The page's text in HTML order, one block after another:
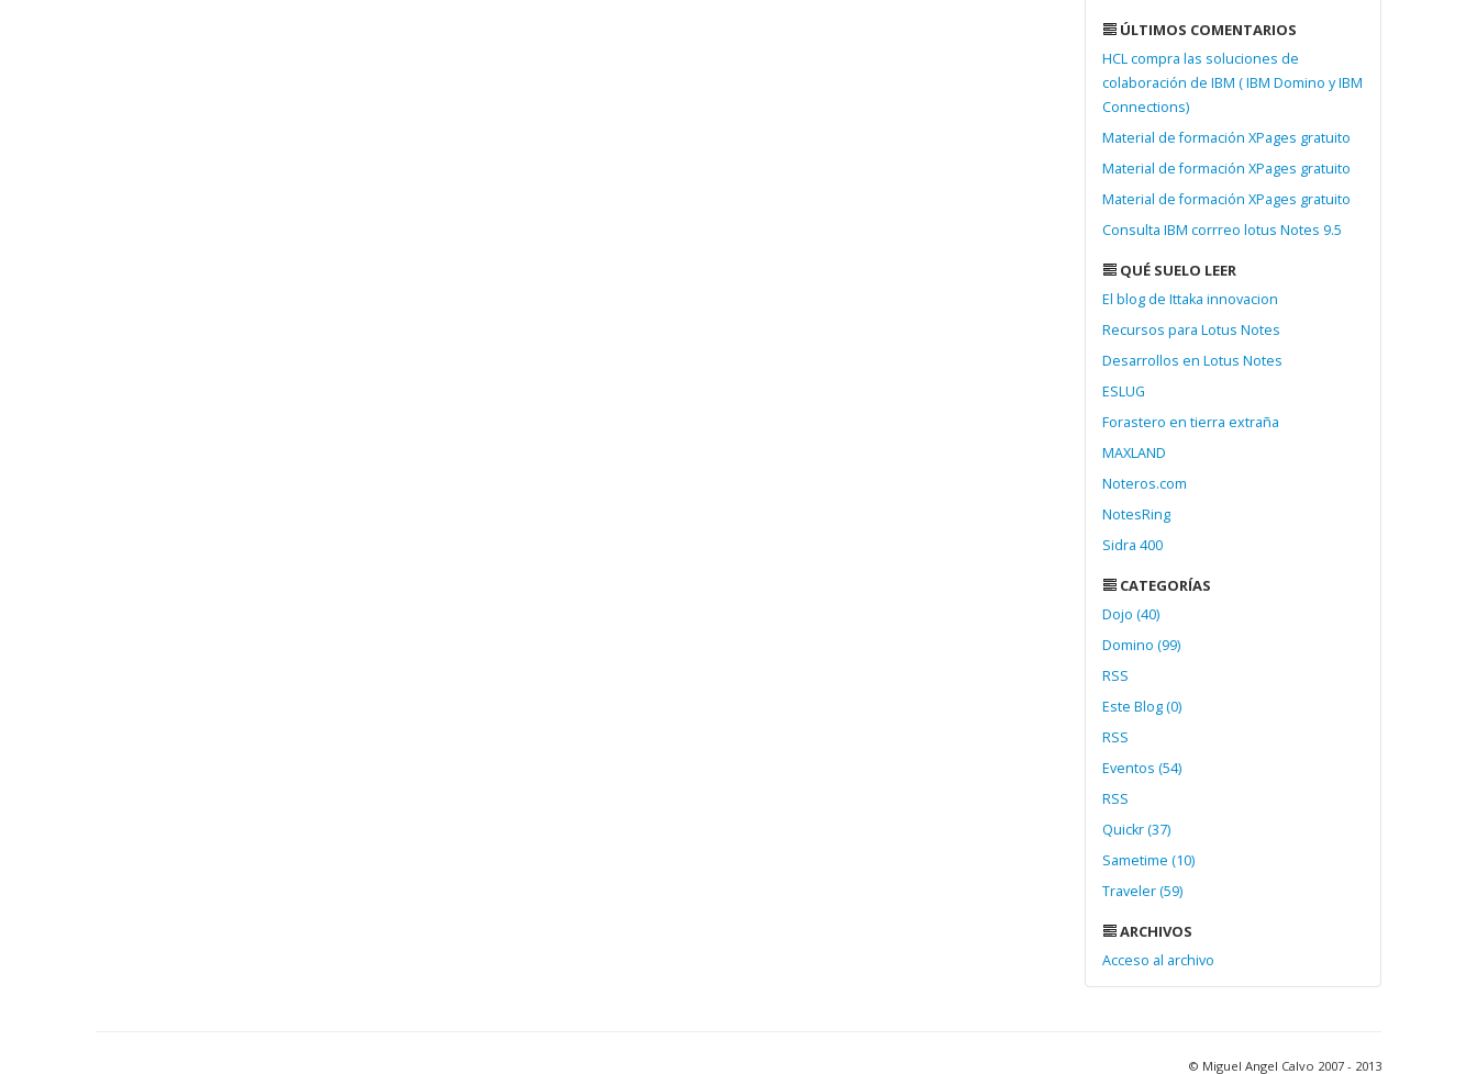
ÚLTIMOS COMENTARIOS
HCL compra las soluciones de
colaboración de IBM ( IBM Domino y IBM
Connections)
Material de formación XPages gratuito
Material de formación XPages gratuito
Material de formación XPages gratuito
Consulta IBM corrreo lotus Notes 9.5
QUÉ SUELO LEER
El blog de Ittaka innovacion
Recursos para Lotus Notes
Desarrollos en Lotus Notes
ESLUG
Forastero en tierra extraña
MAXLAND
Noteros.com
NotesRing
Sidra 400
CATEGORÍAS
Dojo (40)
Domino (99)
RSS
Este Blog (0)
RSS
Eventos (54)
RSS
Quickr (37)
Sametime (10)
Traveler (59)
ARCHIVOS
Acceso al archivo
© Miguel Angel Calvo 2007 - 2013